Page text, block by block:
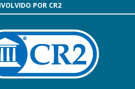
POR CR2